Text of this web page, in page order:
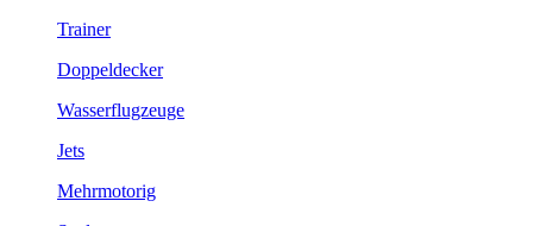
Trainer
Doppeldecker
Wasserflugzeuge
Jets
Mehrmotorig